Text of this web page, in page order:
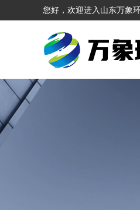
您好，欢迎进入山东万象